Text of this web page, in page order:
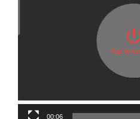
00:06